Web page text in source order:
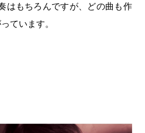
はもちろんですが、どの曲も作
ています。